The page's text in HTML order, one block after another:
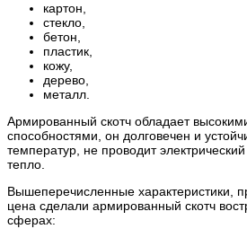
картон,
стекло,
бетон,
пластик,
кожу,
дерево,
металл.
Армированный скотч обладает
способностями, он долговечен и
температур, не проводит
тепло.
Вышеперечисленные характеристики,
цена сделали армированный скотч
сферах: